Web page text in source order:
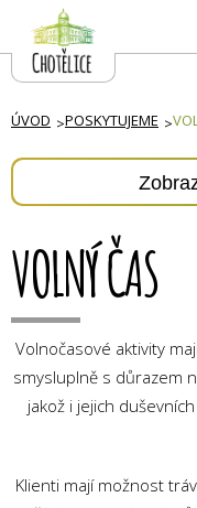
ÚVOD POSKYTUJEME
VOLNÝ ČAS
Volnočasové aktivity
smysluplně s důrazem
jakož i jejich
Klienti mají možnost